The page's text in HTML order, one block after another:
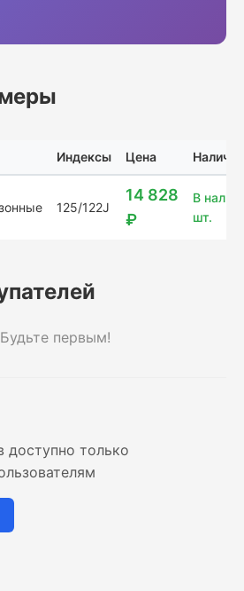
Индексы Цена Наличие
125/122J
14 828
₽
В
шт.
первым!
доступно только